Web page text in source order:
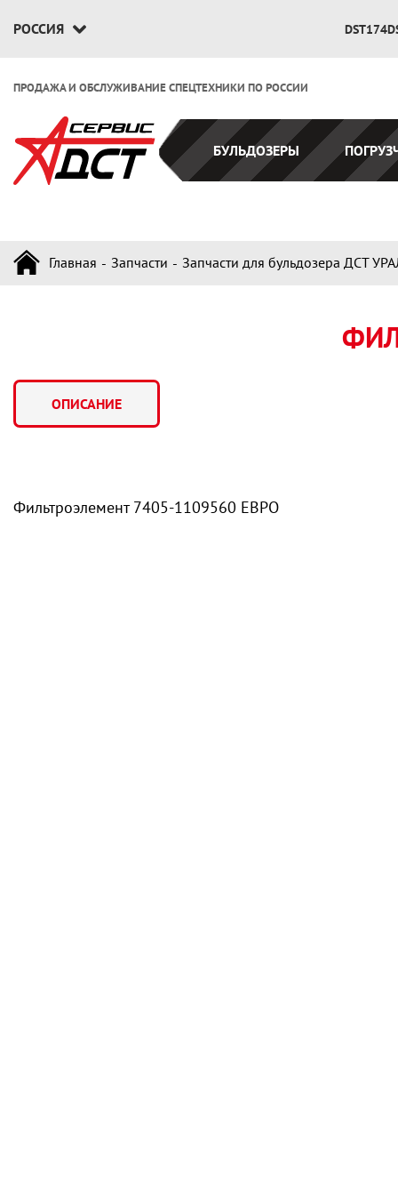
РОССИЯ
ПРОДАЖА И ОБСЛУЖИВАНИЕ СПЕЦТЕХНИКИ ПО РОССИИ
БУЛЬДОЗЕРЫ
Главная Запчасти Запчасти для бульдозера ДСТ
ОПИСАНИЕ
Фильтроэлемент 7405-1109560 ЕВРО